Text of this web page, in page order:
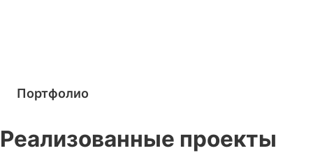
Портфолио
Реализованные проекты